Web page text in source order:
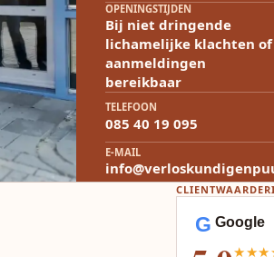
OPENINGSTIJDEN
Bij niet dringende
lichamelijke klachten of
aanmeldingen
bereikbaar
TELEFOON
085 40 19 095
E-MAIL
G Google